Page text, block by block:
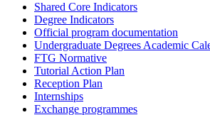
Shared Core Indicators
Degree Indicators
Official program documentation
Undergraduate Degrees Academic
FTG Normative
Tutorial Action Plan
Reception Plan
Internships
Exchange programmes